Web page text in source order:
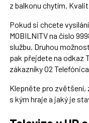
z balkonu chytím.
Pokud si chcete
MOBILNITV na číslo
službu. Druhou
pak přejdete na odkaz
zákazníky O2
Klepněte pro zvětšení,
s kým hraje a jaký je